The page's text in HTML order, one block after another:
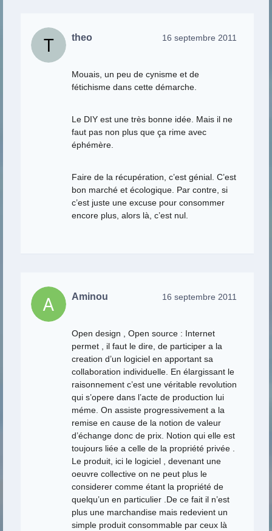
theo 16 septembre 2011
Mouais, un peu de cynisme et de
fétichisme dans cette démarche.
Le DIY est une très bonne idée. Mais il ne
faut pas non plus que ça rime avec
éphémère.
Faire de la récupération, c’est génial. C’est
bon marché et écologique. Par contre, si
c’est juste une excuse pour consommer
encore plus, alors là, c’est nul.
Aminou 16 septembre 2011
Open design , Open source : Internet
permet , il faut le dire, de participer a la
creation d’un logiciel en apportant sa
collaboration individuelle. En élargissant le
raisonnement c’est une véritable revolution
qui s’opere dans l’acte de production lui
méme. On assiste progressivement a la
remise en cause de la notion de valeur
d’échange donc de prix. Notion qui elle est
toujours liée a celle de la propriété privée .
Le produit, ici le logiciel , devenant une
oeuvre collective on ne peut plus le
considerer comme étant la propriété de
quelqu’un en particulier .De ce fait il n’est
plus une marchandise mais redevient un
simple produit consommable par ceux là